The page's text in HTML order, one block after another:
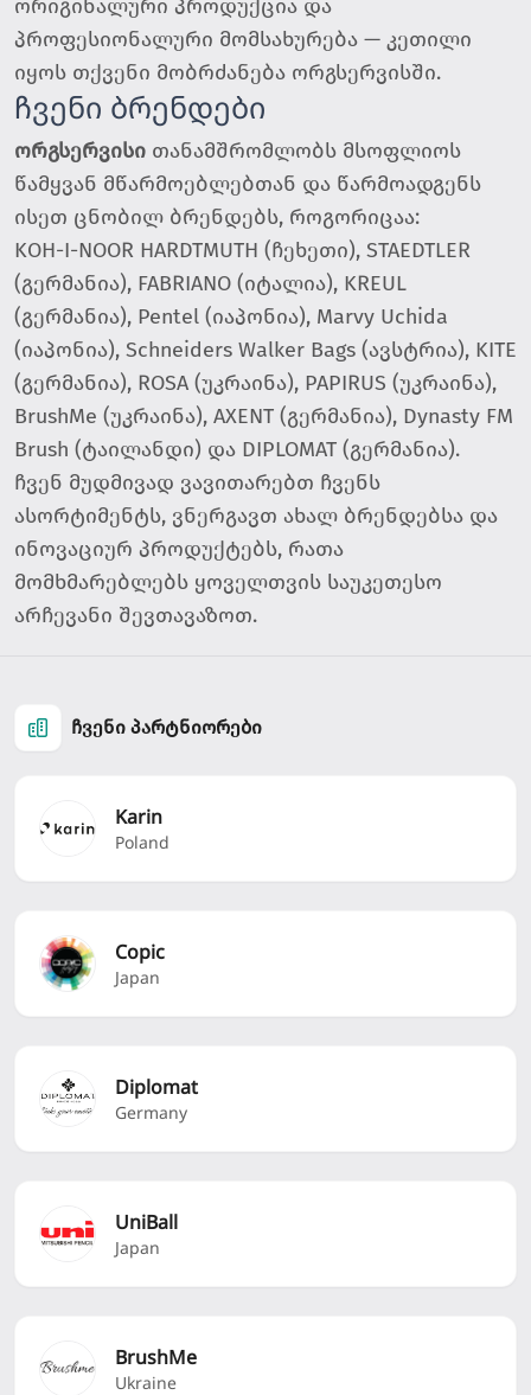
ორიგინალური პროდუქცია და
პროფესიონალური მომსახურება — კეთილი
იყოს თქვენი მობრძანება ორგსერვისში.
ჩვენი ბრენდები
ორგსერვისი თანამშრომლობს მსოფლიოს
წამყვან მწარმოებლებთან და წარმოადგენს
ისეთ ცნობილ ბრენდებს, როგორიცაა:
KOH-I-NOOR HARDTMUTH (ჩეხეთი), STAEDTLER
(გერმანია), FABRIANO (იტალია), KREUL
(გერმანია), Pentel (იაპონია), Marvy Uchida
(იაპონია), Schneiders Walker Bags (ავსტრია), KITE
(გერმანია), ROSA (უკრაინა), PAPIRUS (უკრაინა),
BrushMe (უკრაინა), AXENT (გერმანია), Dynasty FM
Brush (ტაილანდი) და DIPLOMAT (გერმანია).
ჩვენ მუდმივად ვავითარებთ ჩვენს
ასორტიმენტს, ვნერგავთ ახალ ბრენდებსა და
ინოვაციურ პროდუქტებს, რათა
მომხმარებლებს ყოველთვის საუკეთესო
არჩევანი შევთავაზოთ.
ჩვენი პარტნიორები
Karin
Poland
Copic
Japan
Diplomat
Germany
UniBall
Japan
BrushMe
Ukraine